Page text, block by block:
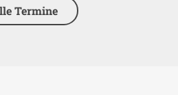
Termine